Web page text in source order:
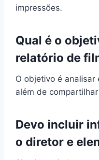
impressões.
Qual é o
relatório de
O objetivo é
além de
Devo incluir
o diretor e